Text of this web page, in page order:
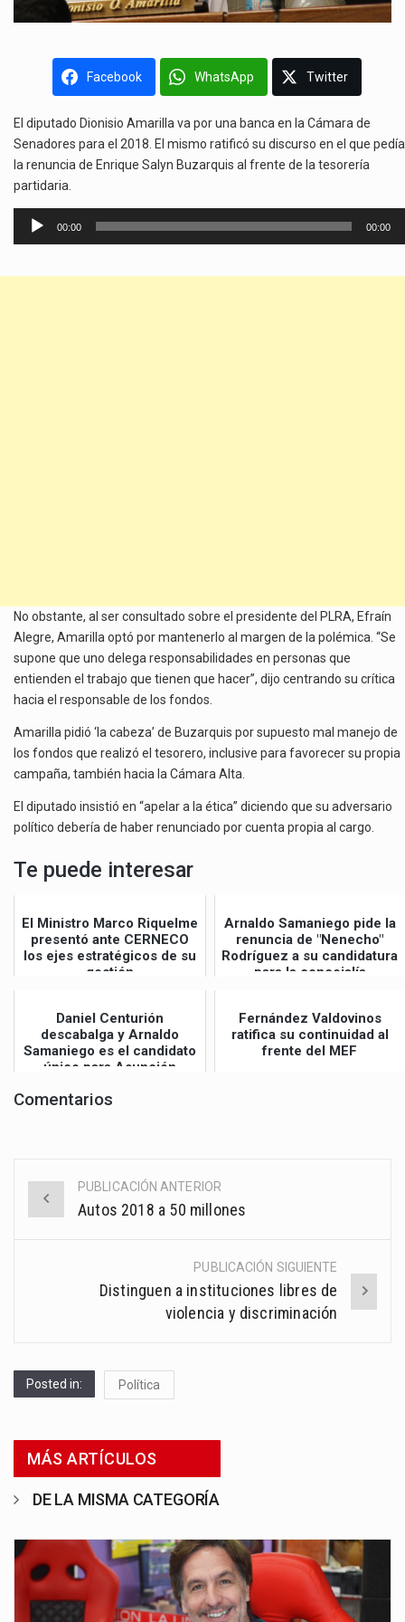
Facebook WhatsApp Twitter
El diputado Dionisio Amarilla va por una banca en la Cámara de
Senadores para el 2018. El mismo ratificó su discurso en el que pedía
la renuncia de Enrique Salyn Buzarquis al frente de la tesorería
partidaria.
Reproductor
00:00 00:00
No obstante, al ser consultado sobre el presidente del PLRA, Efraín
Alegre, Amarilla optó por mantenerlo al margen de la polémica. “Se
supone que uno delega responsabilidades en personas que
entienden el trabajo que tienen que hacer”, dijo centrando su crítica
hacia el responsable de los fondos.
Amarilla pidió ‘la cabeza’ de Buzarquis por supuesto mal manejo de
los fondos que realizó el tesorero, inclusive para favorecer su propia
campaña, también hacia la Cámara Alta.
El diputado insistió en “apelar a la ética” diciendo que su adversario
político debería de haber renunciado por cuenta propia al cargo.
Te puede interesar
El Ministro Marco Riquelme
presentó ante CERNECO
los ejes estratégicos de su
gestión
Arnaldo Samaniego pide la
renuncia de "Nenecho"
Rodríguez a su candidatura
para la concejalía
Daniel Centurión
descabalga y Arnaldo
Samaniego es el candidato
único para Asunción
Fernández Valdovinos
ratifica su continuidad al
frente del MEF
Comentarios
Post
PUBLICACIÓN ANTERIOR
Autos 2018 a 50 millones
PUBLICACIÓN SIGUIENTE
Distinguen a instituciones libres de
violencia y discriminación
Posted in: Política
MÁS ARTÍCULOS
DE LA MISMA CATEGORÍA